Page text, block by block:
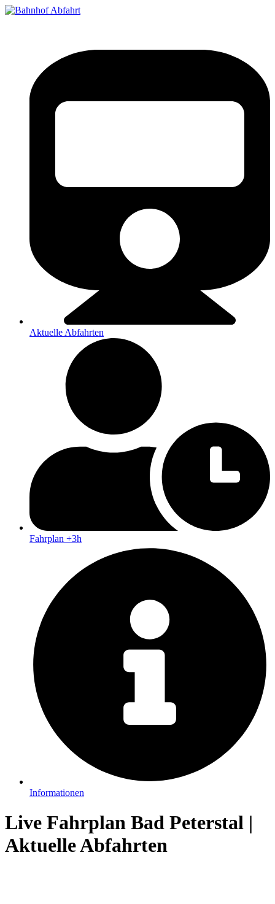
Aktuelle Abfahrten
Fahrplan +3h
Informationen
Live Fahrplan Bad Peterstal |
Aktuelle Abfahrten